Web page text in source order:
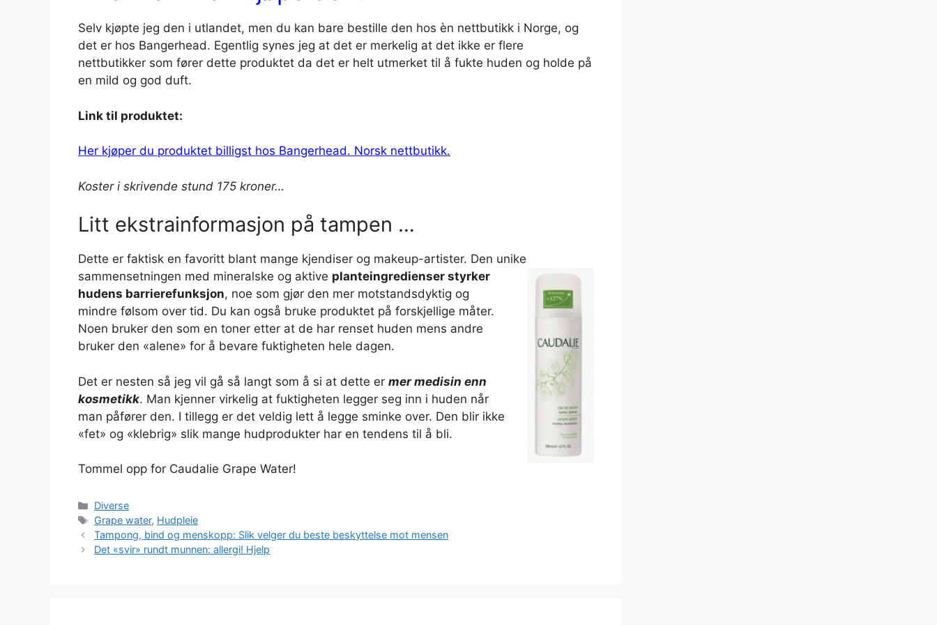
Selv kjøpte jeg den i utlandet, men du kan bare bestille den hos èn nettbutikk i Norge, og
det er hos Bangerhead. Egentlig synes jeg at det er merkelig at det ikke er flere
nettbutikker som fører dette produktet da det er helt utmerket til å fukte huden og holde på
en mild og god duft.
Link til produktet:
Her kjøper du produktet billigst hos Bangerhead. Norsk nettbutikk.
Koster i skrivende stund 175 kroner…
Litt ekstrainformasjon på tampen …
Dette er faktisk en favoritt blant mange kjendiser og makeup-artister. Den unike
sammensetningen med mineralske og aktive planteingredienser styrker
hudens barrierefunksjon, noe som gjør den mer motstandsdyktig og
mindre følsom over tid. Du kan også bruke produktet på forskjellige måter.
Noen bruker den som en toner etter at de har renset huden mens andre
bruker den «alene» for å bevare fuktigheten hele dagen.
Det er nesten så jeg vil gå så langt som å si at dette er mer medisin enn
kosmetikk. Man kjenner virkelig at fuktigheten legger seg inn i huden når
man påfører den. I tillegg er det veldig lett å legge sminke over. Den blir ikke
«fet» og «klebrig» slik mange hudprodukter har en tendens til å bli.
Tommel opp for Caudalie Grape Water!
Kategorier
Diverse
Stikkord
Grape water, Hudpleie
Tampong, bind og menskopp: Slik velger du beste beskyttelse mot mensen
Det «svir» rundt munnen: allergi! Hjelp